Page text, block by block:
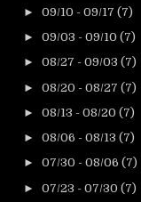
► 09/10 - 09/17 (7)
► 09/03 - 09/10 (7)
► 08/27 - 09/03 (7)
► 08/20 - 08/27 (7)
► 08/13 - 08/20 (7)
► 08/06 - 08/13 (7)
► 07/30 - 08/06 (7)
► 07/23 - 07/30 (7)